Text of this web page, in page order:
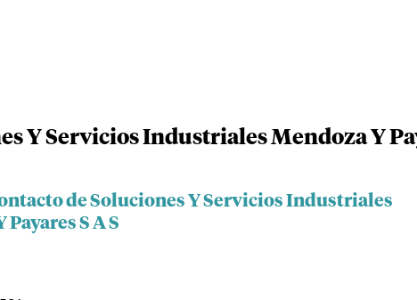
Y Servicios Industriales Mendoza Y
de Soluciones Y Servicios Industriales
S A S